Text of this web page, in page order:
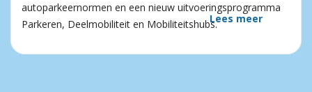
autoparkeer­normen en een nieuw uitvoeringsprogramma
Parkeren, Deelmobiliteit en Mobiliteitshubs.Lees meer